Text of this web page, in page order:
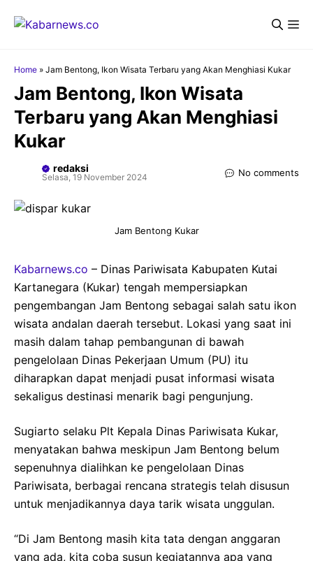
Home » Jam Bentong, Ikon Wisata Terbaru yang Akan Menghiasi Kukar
Jam Bentong, Ikon Wisata
Terbaru yang Akan Menghiasi
Kukar
redaksi
Selasa, 19 November 2024 No comments
Jam Bentong Kukar
Kabarnews.co – Dinas Pariwisata Kabupaten Kutai
Kartanegara (Kukar) tengah mempersiapkan
pengembangan Jam Bentong sebagai salah satu ikon
wisata andalan daerah tersebut. Lokasi yang saat ini
masih dalam tahap pembangunan di bawah
pengelolaan Dinas Pekerjaan Umum (PU) itu
diharapkan dapat menjadi pusat informasi wisata
sekaligus destinasi menarik bagi pengunjung.
Sugiarto selaku Plt Kepala Dinas Pariwisata Kukar,
menyatakan bahwa meskipun Jam Bentong belum
sepenuhnya dialihkan ke pengelolaan Dinas
Pariwisata, berbagai rencana strategis telah disusun
untuk menjadikannya daya tarik wisata unggulan.
“Di Jam Bentong masih kita tata dengan anggaran
yang ada, kita coba susun kegiatannya apa yang